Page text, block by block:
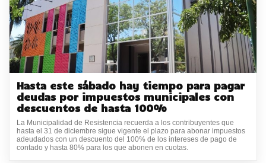
Hasta este sábado hay tiempo para pagar
deudas por impuestos municipales con
descuentos de hasta 100%
La Municipalidad de Resistencia recuerda a los contribuyentes que
hasta el 31 de diciembre sigue vigente el plazo para abonar impuestos
adeudados con un descuento del 100% de los intereses de pago de
contado y hasta 80% para los que abonen en cuotas.